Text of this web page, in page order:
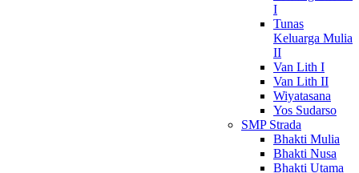
I
Tunas
Keluarga Mulia
II
Van Lith I
Van Lith II
Wiyatasana
Yos Sudarso
SMP Strada
Bhakti Mulia
Bhakti Nusa
Bhakti Utama